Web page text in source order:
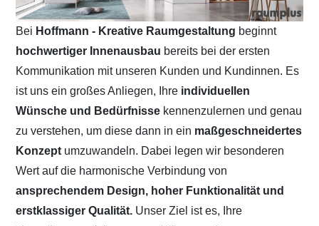
Bei Hoffmann - Kreative Raumgestaltung beginnt
hochwertiger Innenausbau bereits bei der ersten
Kommunikation mit unseren Kunden und Kundinnen. Es
ist uns ein großes Anliegen, Ihre individuellen
Wünsche und Bedürfnisse kennenzulernen und genau
zu verstehen, um diese dann in ein maßgeschneidertes
Konzept umzuwandeln. Dabei legen wir besonderen
Wert auf die harmonische Verbindung von
ansprechendem Design, hoher Funktionalität und
erstklassiger Qualität. Unser Ziel ist es, Ihre